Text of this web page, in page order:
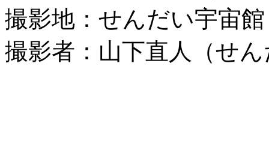
撮影地：せんだい宇宙
撮影者：山下直人（せ